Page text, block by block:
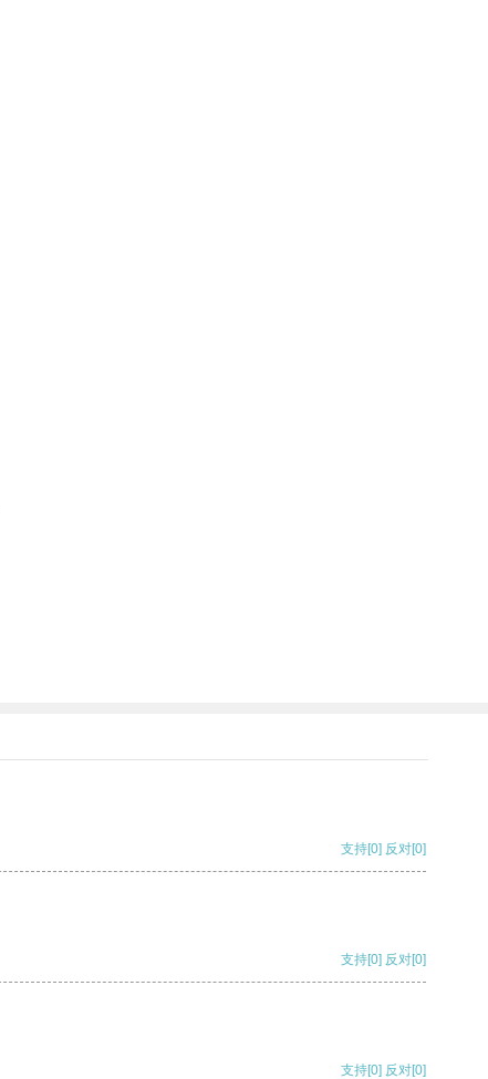
支持[0] 反对[0]
支持[0] 反对[0]
支持[0] 反对[0]